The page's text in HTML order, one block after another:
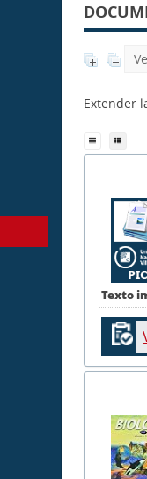
Extender
Texto